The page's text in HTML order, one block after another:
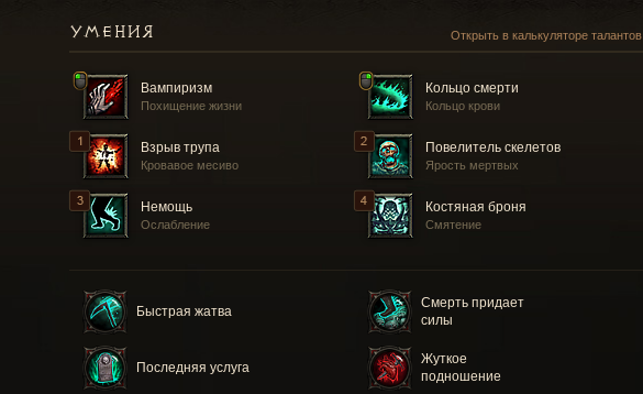
УМЕНИЯ Открыть в калькуляторе талантов
Вампиризм
Похищение жизни
Кольцо смерти
Кольцо крови
Взрыв трупа
Кровавое месиво
Повелитель скелетов
Ярость мертвых
Немощь
Ослабление
Костяная броня
Смятение
Быстрая жатва
Смерть придает
силы
Последняя услуга
Жуткое
подношение